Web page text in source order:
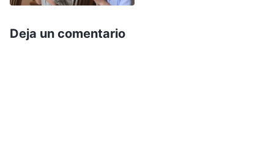
ha cambiado. ¿Cómo podía decir el Relámpago
cambiado?”.
Deja un comentario